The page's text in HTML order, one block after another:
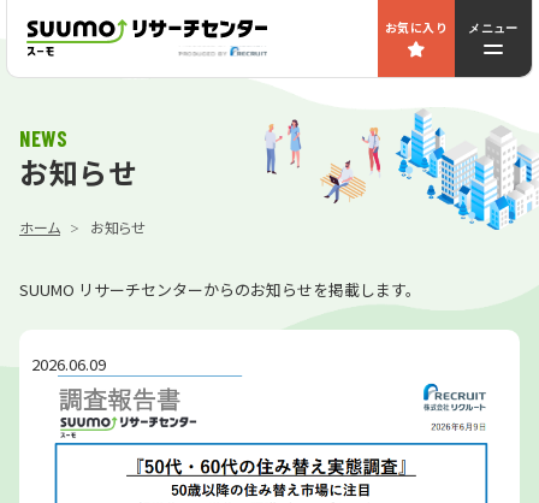
お気に入り メニュー
NEWS
お知らせ
ホーム お知らせ
SUUMO リサーチセンターからのお知らせを掲載します。
2026.06.09